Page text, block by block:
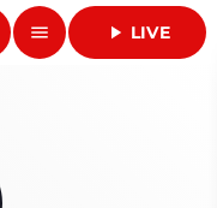
menu play_arrow LIVE
close